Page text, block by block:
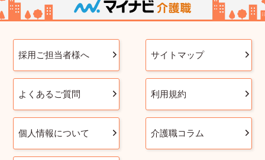
採用ご担当者様へ サイトマップ
よくあるご質問 利用規約
個人情報について 介護職コラム